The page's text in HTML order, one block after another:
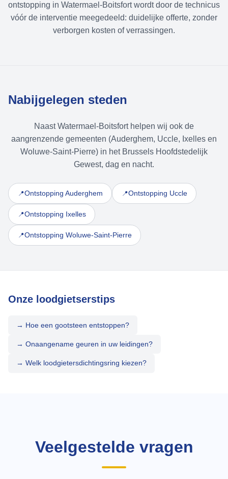
ontstopping in Watermael-Boitsfort wordt door de technicus
vóór de interventie meegedeeld: duidelijke offerte, zonder
verborgen kosten of verrassingen.
Nabijgelegen steden
Naast Watermael-Boitsfort helpen wij ook de
aangrenzende gemeenten (Auderghem, Uccle, Ixelles en
Woluwe-Saint-Pierre) in het Brussels Hoofdstedelijk
Gewest, dag en nacht.
📍Ontstopping Auderghem 📍Ontstopping Uccle
📍Ontstopping Ixelles
📍Ontstopping Woluwe-Saint-Pierre
Onze loodgietserstips
→ Hoe een gootsteen entstoppen?
→ Onaangename geuren in uw leidingen?
→ Welk loodgietersdichtingsring kiezen?
Veelgestelde vragen